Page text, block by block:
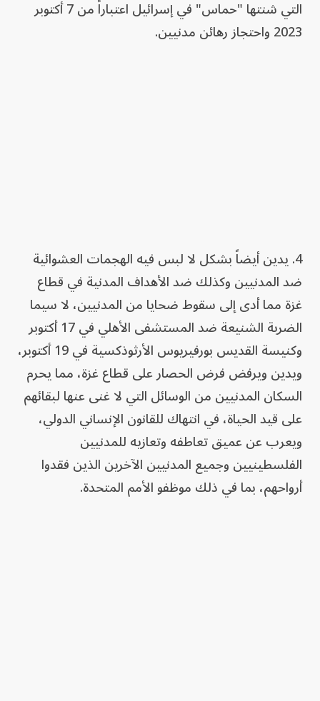
التي شنتها "حماس" في إسرائيل اعتباراً من 7 أكتوبر
2023 واحتجاز رهائن مدنيين.
4. يدين أيضاً بشكل لا لبس فيه الهجمات العشوائية
ضد المدنيين وكذلك ضد الأهداف المدنية في قطاع
غزة مما أدى إلى سقوط ضحايا من المدنيين، لا سيما
الضربة الشنيعة ضد المستشفى الأهلي في 17 أكتوبر
وكنيسة القديس بورفيريوس الأرثوذكسية في 19 أكتوبر،
ويدين ويرفض فرض الحصار على قطاع غزة، مما يحرم
السكان المدنيين من الوسائل التي لا غنى عنها لبقائهم
على قيد الحياة، في انتهاك للقانون الإنساني الدولي،
ويعرب عن عميق تعاطفه وتعازيه للمدنيين
الفلسطينيين وجميع المدنيين الآخرين الذين فقدوا
أرواحهم، بما في ذلك موظفو الأمم المتحدة.